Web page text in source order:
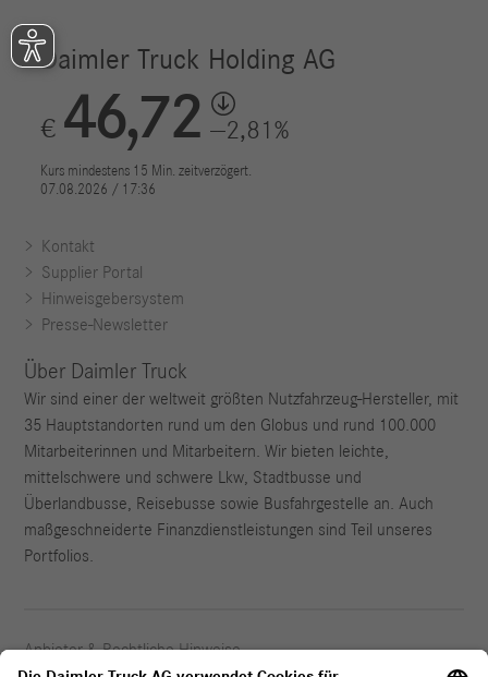
Kontakt
Supplier Portal
Hinweisgebersystem
Presse-Newsletter
Über Daimler Truck
Wir sind einer der weltweit größten Nutzfahrzeug-Hersteller, mit
35 Hauptstandorten rund um den Globus und rund 100.000
Mitarbeiterinnen und Mitarbeitern. Wir bieten leichte,
mittelschwere und schwere Lkw, Stadtbusse und
Überlandbusse, Reisebusse sowie Busfahrgestelle an. Auch
maßgeschneiderte Finanzdienstleistungen sind Teil unseres
Portfolios.
Anbieter & Rechtliche Hinweise